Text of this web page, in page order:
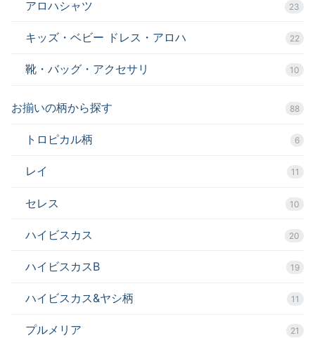
アロハシャツ 23
キッズ・ベビー ドレス・アロハ 22
靴・バッグ・アクセサリ 10
お揃いの柄から探す 88
トロピカル柄 6
レイ 11
セレス 10
ハイビスカス 20
ハイビスカスB 19
ハイビスカス&ヤシ柄 11
プルメリア 21